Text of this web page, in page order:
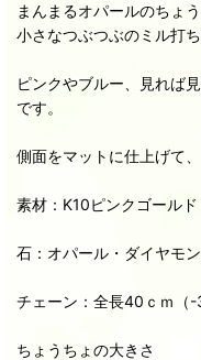
まんまるオパールのちょ
小さなつぶつぶのミル打
ピンクやブルー、見れば
です。
側面をマットに仕上げて
素材：K10ピンクゴールド
石：オパール・ダイヤモ
チェーン：全長40ｃｍ（-
ちょうちょの大きさ